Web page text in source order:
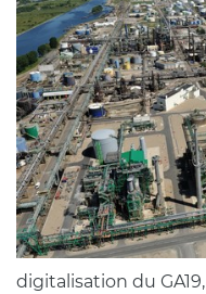
digitalisation du GA19,